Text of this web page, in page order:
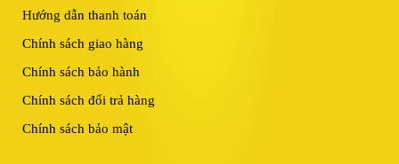
Hướng dẫn thanh toán
Chính sách giao hàng
Chính sách bảo hành
Chính sách đổi trả hàng
Chính sách bảo mật